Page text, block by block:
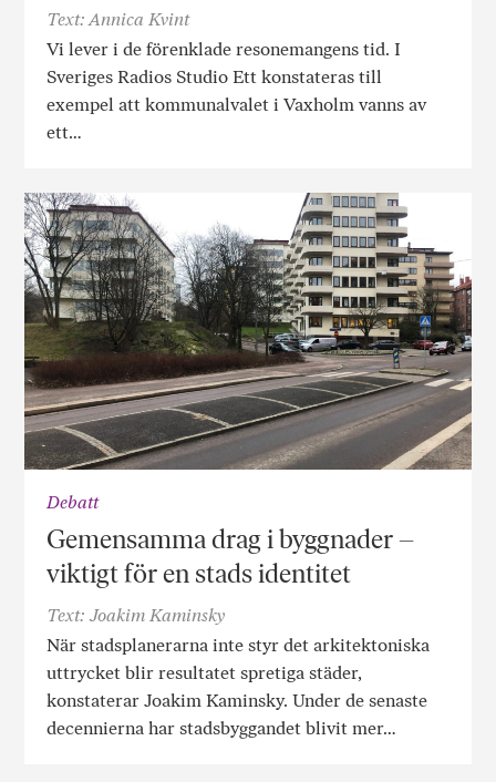
Text: Annica Kvint
Vi lever i de förenklade resonemangens tid. I
Sveriges Radios Studio Ett konstateras till
exempel att kommunalvalet i Vaxholm vanns av
ett…
Debatt
Gemensamma drag i byggnader –
viktigt för en stads identitet
Text: Joakim Kaminsky
När stadsplanerarna inte styr det arkitektoniska
uttrycket blir resultatet spretiga städer,
konstaterar Joakim Kaminsky. Under de senaste
decennierna har stadsbyggandet blivit mer…